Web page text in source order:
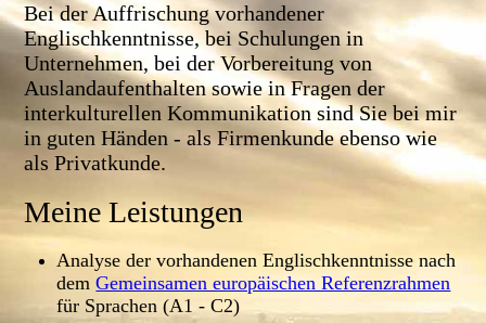
Bei der Auffrischung vorhandener
Englischkenntnisse, bei Schulungen in
Unternehmen, bei der Vorbereitung von
Auslandaufenthalten sowie in Fragen der
interkulturellen Kommunikation sind Sie bei mir
in guten Händen - als Firmenkunde ebenso wie
als Privatkunde.
Meine Leistungen
Analyse der vorhandenen Englischkenntnisse nach
demGemeinsamen europäischen Referenzrahmen
für Sprachen (A1 - C2)